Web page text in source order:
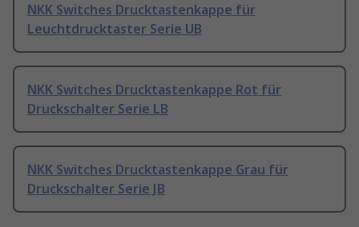
NKK Switches Drucktastenkappe für
Leuchtdrucktaster Serie UB
NKK Switches Drucktastenkappe Rot für
Druckschalter Serie LB
NKK Switches Drucktastenkappe Grau für
Druckschalter Serie JB